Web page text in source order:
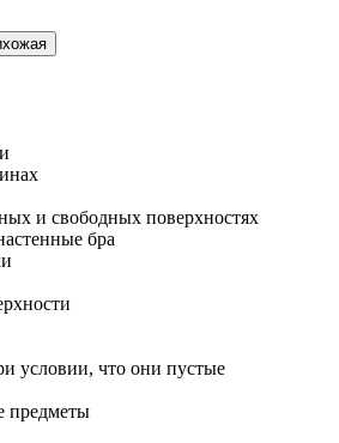
и свободных поверхностях
бра
условии, что они пустые
предметы